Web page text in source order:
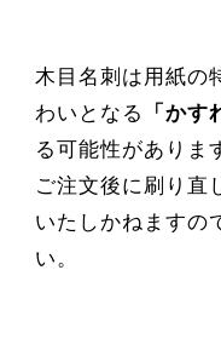
木目名刺は用紙の
わいとなる
「かす
る可能性がありま
ご注文後に 刷り直
いたしかねますの
い。